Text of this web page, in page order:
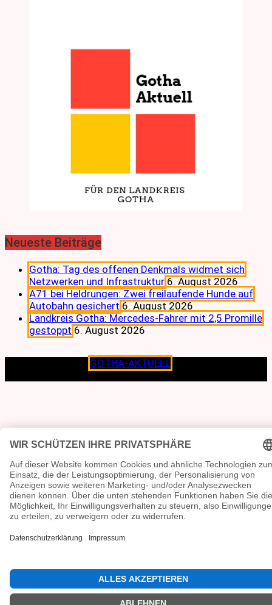
Neueste Beiträge
Gotha: Tag des offenen Denkmals widmet sich
Netzwerken und Infrastruktur 6. August 2026
A71 bei Heldrungen: Zwei freilaufende Hunde auf
Autobahn gesichert 6. August 2026
Landkreis Gotha: Mercedes-Fahrer mit 2,5 Promille
gestoppt 6. August 2026
GOTHA-AKTUELL
Lokalen verpflichtet.